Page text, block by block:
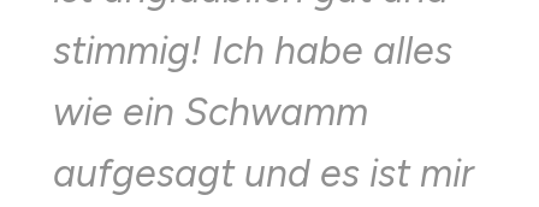
stimmig! Ich habe alles
wie ein Schwamm
aufgesagt und es ist mir